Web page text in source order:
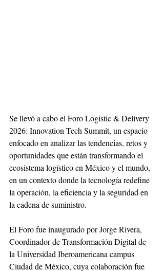
Se llevó a cabo el Foro Logistic & Delivery
2026: Innovation Tech Summit, un espacio
enfocado en analizar las tendencias, retos y
oportunidades que están transformando el
ecosistema logístico en México y el mundo,
en un contexto donde la tecnología redefine
la operación, la eficiencia y la seguridad en
la cadena de suministro.
El Foro fue inaugurado por Jorge Rivera,
Coordinador de Transformación Digital de
la Universidad Iberoamericana campus
Ciudad de México, cuya colaboración fue